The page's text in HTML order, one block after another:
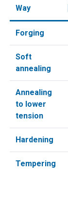
Way
Forging
Soft
annealing
Annealing
to lower
tension
Hardening
Tempering